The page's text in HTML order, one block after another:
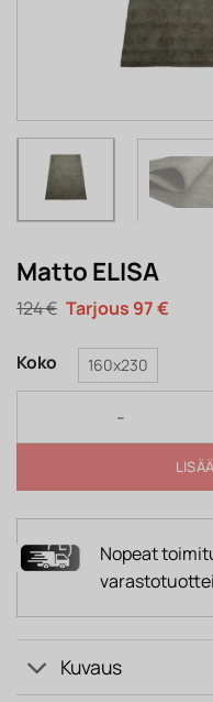
Matto ELISA
124€ Alkuperäinen
hinta
oli:
124 €.
97€
Koko 160x230
Nopeat
Kuvaus